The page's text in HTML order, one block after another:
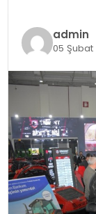
admin
05 Şubat